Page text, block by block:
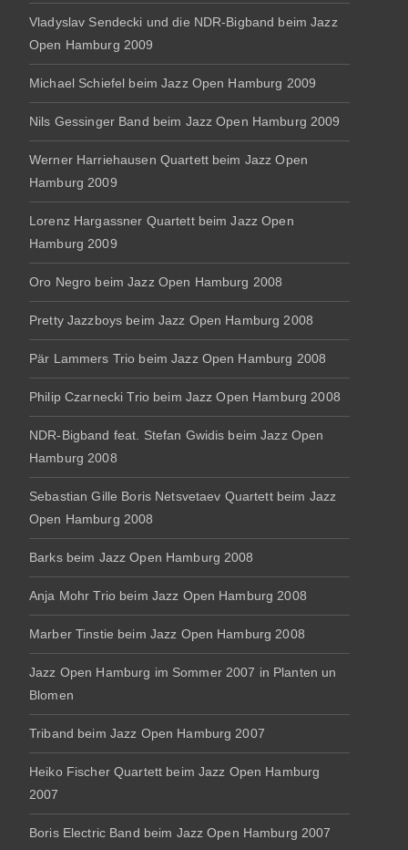
Vladyslav Sendecki und die NDR-Bigband beim Jazz
Open Hamburg 2009
Michael Schiefel beim Jazz Open Hamburg 2009
Nils Gessinger Band beim Jazz Open Hamburg 2009
Werner Harriehausen Quartett beim Jazz Open
Hamburg 2009
Lorenz Hargassner Quartett beim Jazz Open
Hamburg 2009
Oro Negro beim Jazz Open Hamburg 2008
Pretty Jazzboys beim Jazz Open Hamburg 2008
Pär Lammers Trio beim Jazz Open Hamburg 2008
Philip Czarnecki Trio beim Jazz Open Hamburg 2008
NDR-Bigband feat. Stefan Gwidis beim Jazz Open
Hamburg 2008
Sebastian Gille Boris Netsvetaev Quartett beim Jazz
Open Hamburg 2008
Barks beim Jazz Open Hamburg 2008
Anja Mohr Trio beim Jazz Open Hamburg 2008
Marber Tinstie beim Jazz Open Hamburg 2008
Jazz Open Hamburg im Sommer 2007 in Planten un
Blomen
Triband beim Jazz Open Hamburg 2007
Heiko Fischer Quartett beim Jazz Open Hamburg
2007
Boris Electric Band beim Jazz Open Hamburg 2007